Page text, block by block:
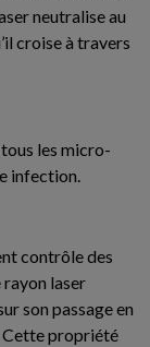
neutralise au
croise à travers
les micro-
infection.
contrôle des
rayon laser
son passage en
Cette propriété